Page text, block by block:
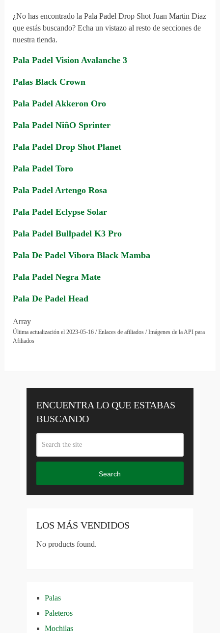
¿No has encontrado la Pala Padel Drop Shot Juan Martin Diaz
que estás buscando? Echa un vistazo al resto de secciones de
nuestra tienda.
Pala Padel Vision Avalanche 3
Palas Black Crown
Pala Padel Akkeron Oro
Pala Padel NiñO Sprinter
Pala Padel Drop Shot Planet
Pala Padel Toro
Pala Padel Artengo Rosa
Pala Padel Eclypse Solar
Pala Padel Bullpadel K3 Pro
Pala De Padel Vibora Black Mamba
Pala Padel Negra Mate
Pala De Padel Head
Array
Última actualización el 2023-05-16 / Enlaces de afiliados / Imágenes de la API para
Afiliados
ENCUENTRA LO QUE ESTABAS
BUSCANDO
Search
LOS MÁS VENDIDOS
No products found.
Palas
Paleteros
Mochilas